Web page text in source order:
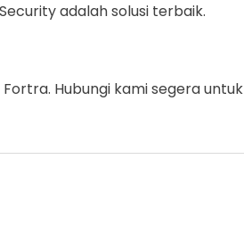
adalah solusi terbaik.
Hubungi kami segera untuk